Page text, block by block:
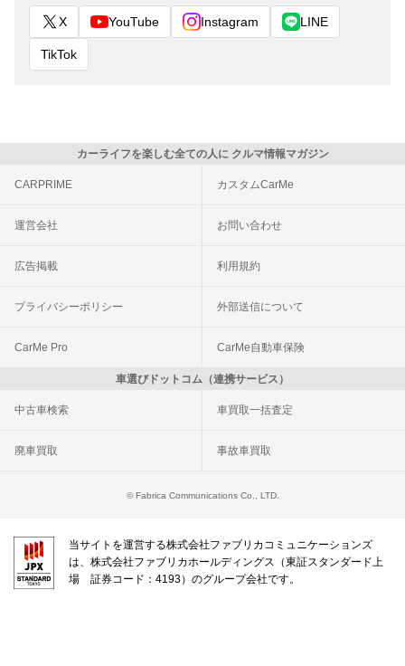
X YouTube Instagram LINE
TikTok
カーライフを楽しむ全ての人に クルマ情報マガジン
CARPRIME カスタムCarMe
運営会社 お問い合わせ
広告掲載 利用規約
プライバシーポリシー 外部送信について
CarMe Pro CarMe自動車保険
車選びドットコム（連携サービス）
中古車検索 車買取一括査定
廃車買取 事故車買取
© Fabrica Communications Co., LTD.
当サイトを運営する株式会社ファブリカコミュニケーションズ
は、株式会社ファブリカホールディングス（東証スタンダード上
場 証券コード：4193）のグループ会社です。